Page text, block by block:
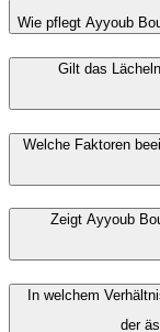
Wie pflegt Ayyoub
Gilt das
Welche Faktoren
Zeigt Ayyoub
In welchem
der